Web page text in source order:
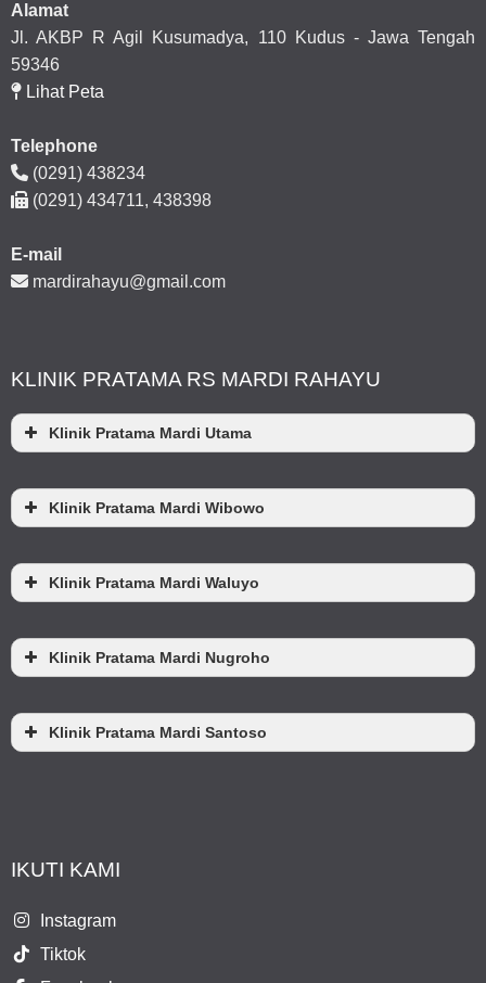
Alamat
Jl. AKBP R Agil Kusumadya, 110 Kudus - Jawa Tengah
59346
Lihat Peta
Telephone
(0291) 438234
(0291) 434711, 438398
E-mail
mardirahayu@gmail.com
KLINIK PRATAMA RS MARDI RAHAYU
Klinik Pratama Mardi Utama
Klinik Pratama Mardi Wibowo
Klinik Pratama Mardi Waluyo
Klinik Pratama Mardi Nugroho
Klinik Pratama Mardi Santoso
IKUTI KAMI
Instagram
Tiktok